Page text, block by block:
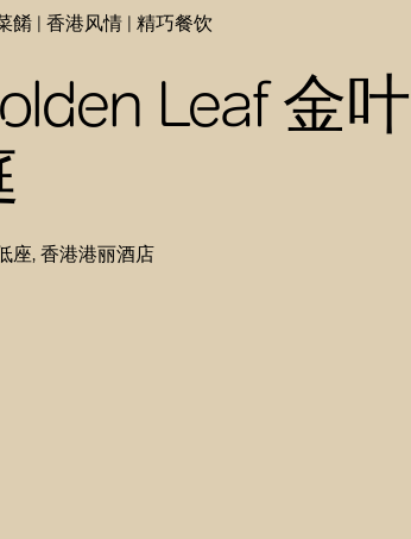
餚 | 香港风情 | 精巧餐饮
Leaf 金叶
座, 香港港丽酒店